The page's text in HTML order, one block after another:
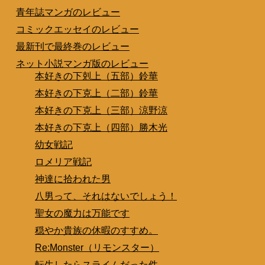
青年誌マンガのレビュー
コミックエッセイのレビュー
最新刊で最終巻のレビュー
ネット小説マンガ版のレビュー
本好きの下剋上（五部）鈴華
本好きの下克上（二部）鈴華
本好きの下克上（三部）涼野涼
本好きの下克上（四部）勝木光
幼女戦記
ロメリア戦記
神達に拾われた男
八男って、それはないでしょう！
聖女の魔力は万能です
穏やか貴族の休暇のすすめ。
Re:Monster（リモンスター）